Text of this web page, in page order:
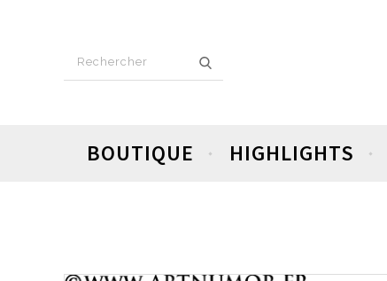
BOUTIQUE HIGHLIGHTS